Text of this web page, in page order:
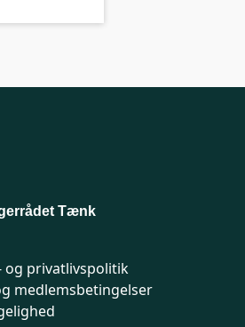
Tænk
og privatlivspolitik
medlemsbetingelser